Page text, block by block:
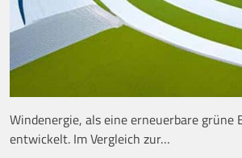
Windenergie, als eine erneuerbare
entwickelt. Im Vergleich zur…